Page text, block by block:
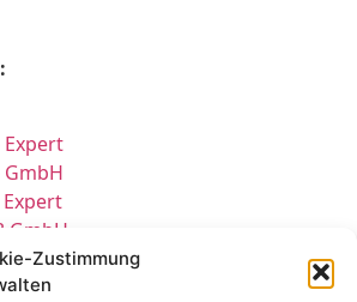
Zustimmung
Expert
GmbH
Partners
Expert